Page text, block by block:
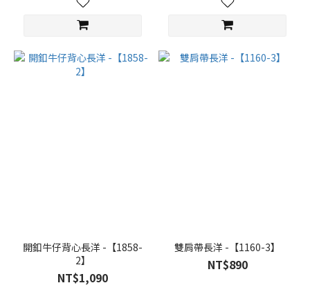
開釦牛仔背心長洋 -【1858-
2】
NT$1,090
雙肩帶長洋 -【1160-3】
NT$890